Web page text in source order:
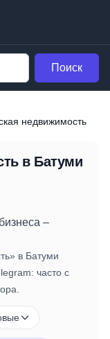
Поиск
недвижимость
в Батуми
–
в Батуми
часто с